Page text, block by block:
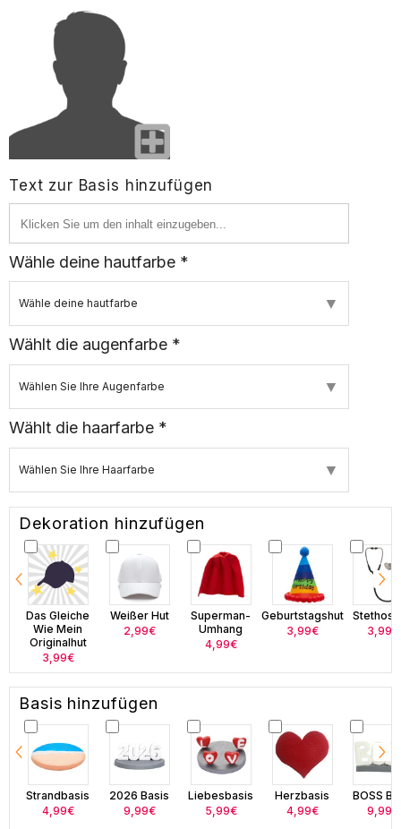
Text zur Basis hinzufügen
Wähle deine hautfarbe *
Wähle deine hautfarbe ▼
Wählt die augenfarbe *
Wählen Sie Ihre Augenfarbe ▼
Wählt die haarfarbe *
Wählen Sie Ihre Haarfarbe ▼
Dekoration hinzufügen
Das Gleiche
Wie Mein
Originalhut
3,99€
Weißer Hut
2,99€
Superman-
Umhang
4,99€
Geburtstagshut
3,99€
3,99€
Basis hinzufügen
Strandbasis
4,99€
2026 Basis
9,99€
Liebesbasis
5,99€
Herzbasis
4,99€
BOSS
9,99€